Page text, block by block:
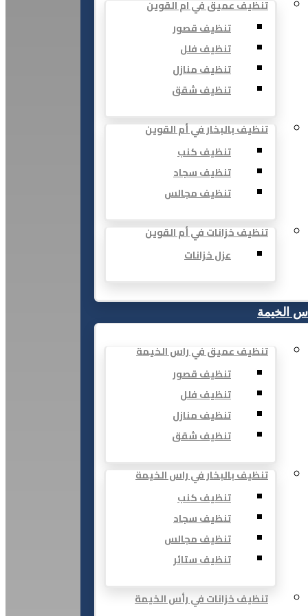
تنظيف عميق في ام القوين
تنظيف قصور
تنظيف فلل
تنظيف منازل
تنظيف شقق
تنظيف بالبخار في أم القوين
تنظيف كنب
تنظيف سجاد
تنظيف مجالس
تنظيف خزانات في أم القوين
عزل خزانات
الخيمة
تنظيف عميق في راس الخيمة
تنظيف قصور
تنظيف فلل
تنظيف منازل
تنظيف شقق
تنظيف بالبخار في راس الخيمة
تنظيف كنب
تنظيف سجاد
تنظيف مجالس
تنظيف ستائر
تنظيف خزانات في رأس الخيمة